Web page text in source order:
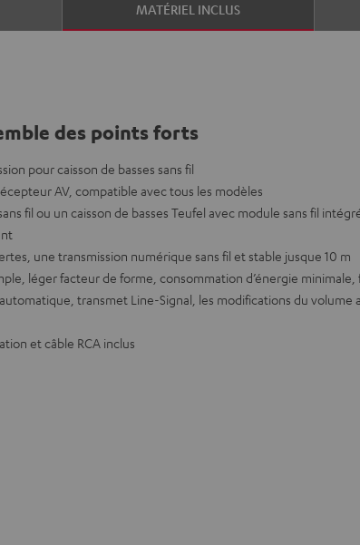
MATÉRIEL INCLUS
des points forts
pour caisson de basses sans fil
AV, compatible avec tous les modèles
fil ou un caisson de basses Teufel avec module sans fil
une transmission numérique sans fil et stable jusque 10 m
léger facteur de forme, consommation d’énergie
transmet Line-Signal, les modifications du volume
et câble RCA inclus